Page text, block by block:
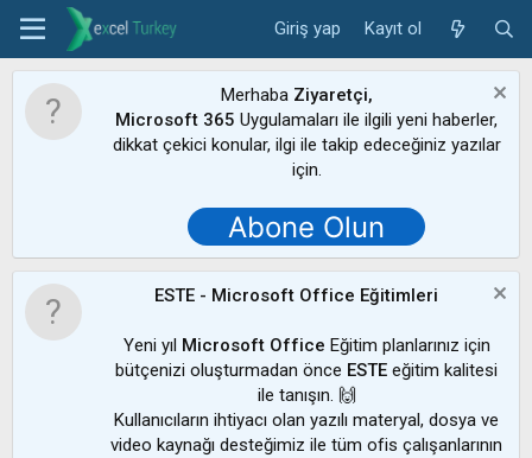
Giriş yap Kayıt ol
Merhaba Ziyaretçi,
Microsoft 365 Uygulamaları ile ilgili yeni haberler,
dikkat çekici konular, ilgi ile takip edeceğiniz yazılar
için.
Abone Olun
ESTE - Microsoft Office Eğitimleri
Yeni yıl Microsoft Office Eğitim planlarınız için
bütçenizi oluşturmadan önce ESTE eğitim kalitesi
ile tanışın. 🙌
Kullanıcıların ihtiyacı olan yazılı materyal, dosya ve
video kaynağı desteğimiz ile tüm ofis çalışanlarının